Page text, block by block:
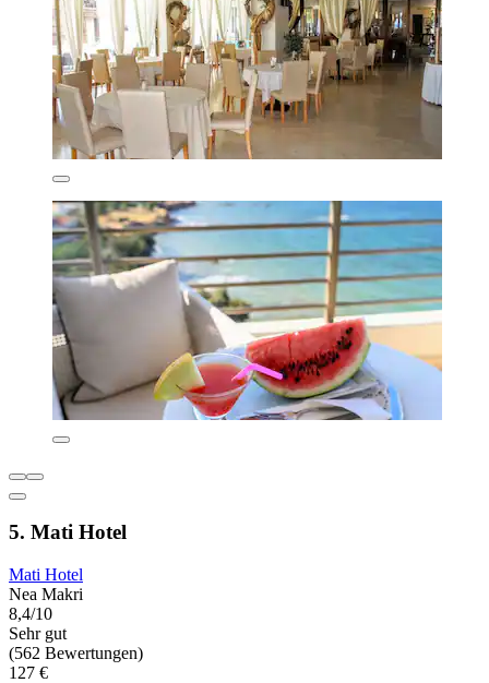
5. Mati Hotel
Mati Hotel
Nea Makri
8,4/10
Sehr gut
(562 Bewertungen)
127 €